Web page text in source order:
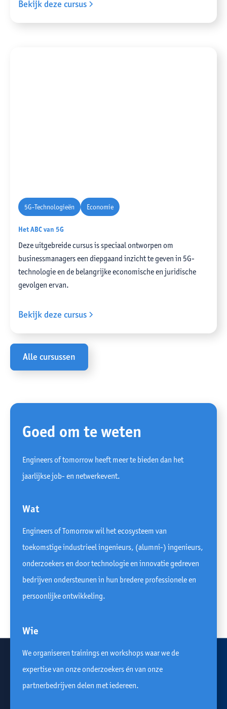
Bekijk deze cursus
5G-Technologieën Economie
Het ABC van 5G
Deze uitgebreide cursus is speciaal ontworpen om
businessmanagers een diepgaand inzicht te geven in 5G-
technologie en de belangrijke economische en juridische
gevolgen ervan.
Bekijk deze cursus
Alle cursussen
Goed om te weten
Engineers of tomorrow heeft meer te bieden dan het
jaarlijkse job- en netwerkevent.
Wat
Engineers of Tomorrow wil het ecosysteem van
toekomstige industrieel ingenieurs, (alumni-) ingenieurs,
onderzoekers en door technologie en innovatie gedreven
bedrijven ondersteunen in hun bredere professionele en
persoonlijke ontwikkeling.
Wie
We organiseren trainings en workshops waar we de
expertise van onze onderzoekers én van onze
partnerbedrijven delen met iedereen.